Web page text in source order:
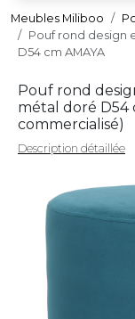
Meubles Miliboo
Pouf rond design
D54 cm AMAYA
Pouf rond
métal doré D54
commercialisé)
Description détaillée